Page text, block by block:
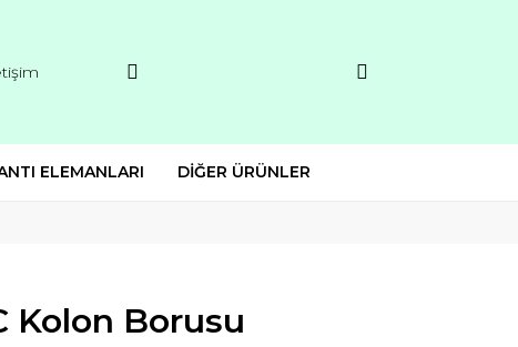
ELEMANLARI DİĞER ÜRÜNLER
Kolon Borusu